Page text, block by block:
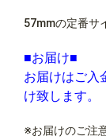
57mmの定番サ
■お届け■
お届けはご入
け致します。
※お届けのご注